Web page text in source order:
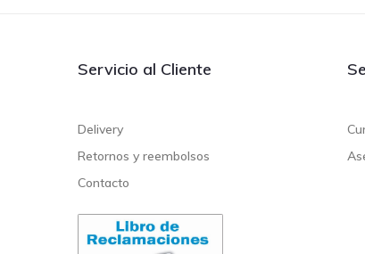
Servicio al Cliente
Delivery
Retornos y reembolsos
Contacto